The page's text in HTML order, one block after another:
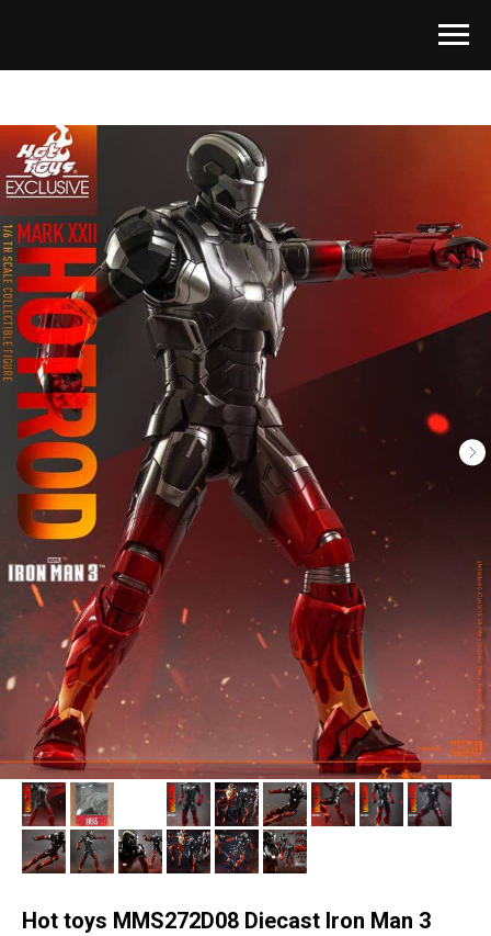
Hot toys MMS272D08 Diecast Iron Man 3